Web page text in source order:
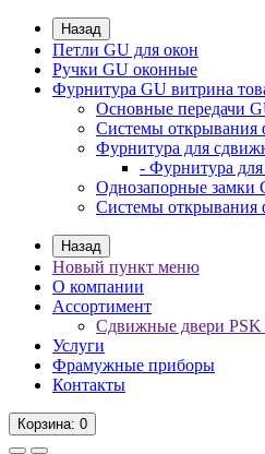
Назад
Петли GU для окон
Ручки GU оконные
Фурнитура GU витрина
Основные передачи
Системы открывания
Фурнитура для
- Фурнитура
Однозапорные замки
Системы открывания
Назад
Новый пункт меню
О компании
Ассортимент
Сдвижные двери PSK
Услуги
Фрамужные приборы
Контакты
Корзина: 0